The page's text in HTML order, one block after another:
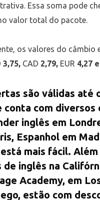
Essa soma pode
valor total do pacote.
os valores do câmbio
3,75, CAD 2,79, EUR 4,27 e
são válidas até
conta com diversos
inglês em
Espanhol em
mais fácil. Além
de inglês na
Academy, em
estão com